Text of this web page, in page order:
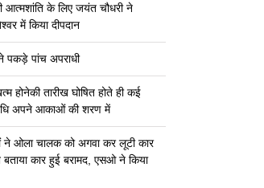
आत्मशांति के लिए जयंत चौधरी ने
में किया दीपदान
पकड़े पांच अपराधी
होनेकी तारीख घोषित होते ही कई
अपने आकाओं की शरण में
ने ओला चालक को अगवा कर लूटी कार
कार हुई बरामद, एसओ ने किया